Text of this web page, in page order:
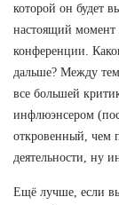
которой он будет
настоящий момент
конференции.
дальше? Между тем
все большей
инфлюэнсером
откровенный, чем
деятельности, ну
Ещё лучше, если